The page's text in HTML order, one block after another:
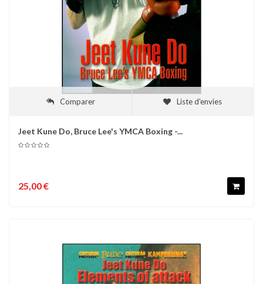
Comparer Liste d'envies
Jeet Kune Do, Bruce Lee's YMCA Boxing -...
25,00 €